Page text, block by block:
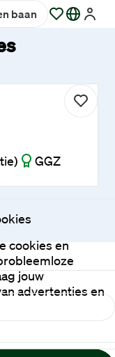
baan
cookies en
jouw
advertenties en
GGZ